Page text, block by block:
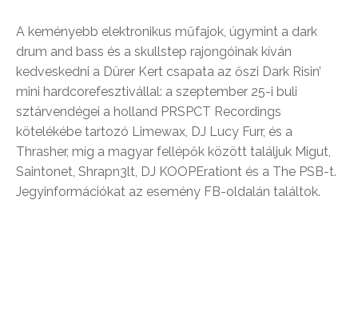
A keményebb elektronikus műfajok, úgymint a dark
drum and bass és a skullstep rajongóinak kíván
kedveskedni a Dürer Kert csapata az őszi Dark Risin’
mini hardcorefesztivállal: a szeptember 25-i buli
sztárvendégei a holland PRSPCT Recordings
kötelékébe tartozó Limewax, DJ Lucy Furr, és a
Thrasher, míg a magyar fellépők között találjuk Migut,
Saintonet, Shrapn3lt, DJ KOOPErationt és a The PSB-t.
Jegyinformációkat az esemény FB-oldalán találtok.